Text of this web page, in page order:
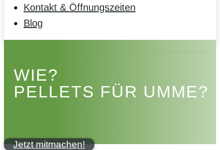
Kontakt & Öffnungszeiten
Blog
WIE?
PELLETS FÜR UMME?
Jetzt mitmachen!